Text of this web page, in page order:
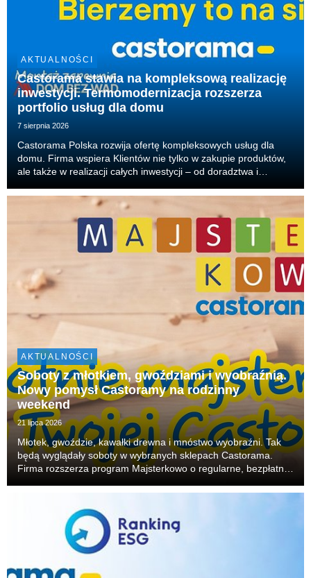
AKTUALNOŚCI
Castorama stawia na kompleksową realizację
inwestycji. Termomodernizacja rozszerza
portfolio usług dla domu
7 sierpnia 2026
Castorama Polska rozwija ofertę kompleksowych usług dla
domu. Firma wspiera Klientów nie tylko w zakupie produktów,
ale także w realizacji całych inwestycji – od doradztwa i
wykonawców i realizację prac. Właśnie tak dzia...
AKTUALNOŚCI
Soboty z młotkiem, gwoździami i wyobraźnią.
Nowy pomysł Castoramy na rodzinny
weekend
21 lipca 2026
Młotek, gwoździe, kawałki drewna i mnóstwo wyobraźni. Tak
będą wyglądały soboty w wybranych sklepach Castorama.
Firma rozszerza program Majsterkowo o regularne, bezpłatne
budować, skręcać i tworzyć własne projekty, r...